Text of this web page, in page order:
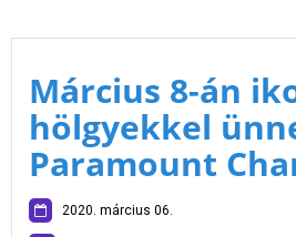
Március 8-án
hölgyekkel
Paramount
2020. március 06.